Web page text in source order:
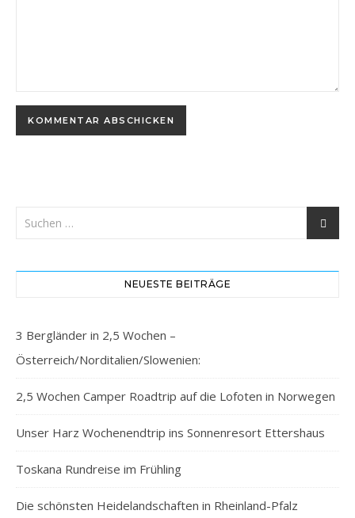
NEUESTE BEITRÄGE
3 Bergländer in 2,5 Wochen –
Österreich/Norditalien/Slowenien:
2,5 Wochen Camper Roadtrip auf die Lofoten in Norwegen
Unser Harz Wochenendtrip ins Sonnenresort Ettershaus
Toskana Rundreise im Frühling
Die schönsten Heidelandschaften in Rheinland-Pfalz